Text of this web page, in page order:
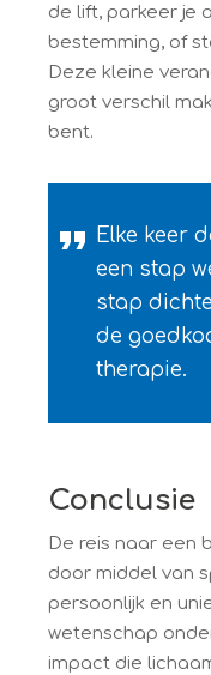
de lift, parkeer je
bestemming, of
Deze kleine
groot verschil
bent.
Elke keer
een stap
stap
de
therapie.
Conclusie
De reis naar een
door middel van
persoonlijk en
wetenschap
impact die